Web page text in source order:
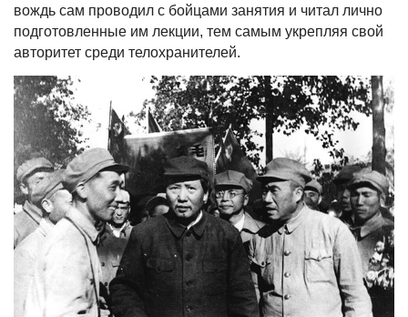
вождь сам проводил с бойцами занятия и читал лично
подготовленные им лекции, тем самым укрепляя свой
авторитет среди телохранителей.